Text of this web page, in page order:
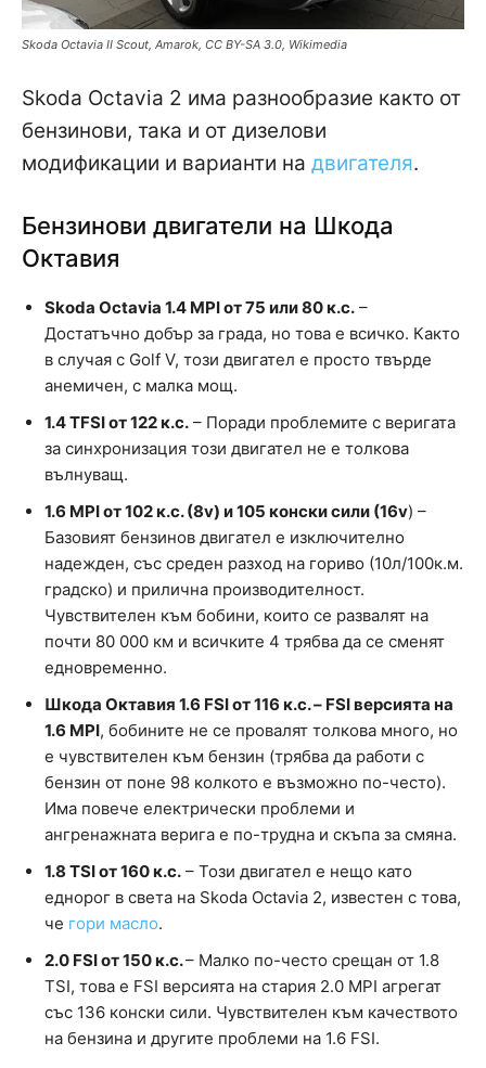
Skoda Octavia II Scout, Amarok, CC BY-SA 3.0, Wikimedia
Skoda Octavia 2 има разнообразие както от
бензинови, така и от дизелови
модификации и варианти на двигателя.
Бензинови двигатели на Шкода
Октавия
Skoda Octavia 1.4 MPI от 75 или 80 к.с. –
Достатъчно добър за града, но това е всичко. Както
в случая с Golf V, този двигател е просто твърде
анемичен, с малка мощ.
1.4 TFSI от 122 к.с. – Поради проблемите с веригата
за синхронизация този двигател не е толкова
вълнуващ.
1.6 MPI от 102 к.с. (8v) и 105 конски сили (16v) –
Базовият бензинов двигател е изключително
надежден, със среден разход на гориво (10л/100к.м.
градско) и прилична производителност.
Чувствителен към бобини, които се развалят на
почти 80 000 км и всичките 4 трябва да се сменят
едновременно.
Шкода Октавия 1.6 FSI от 116 к.с. – FSI версията на
1.6 MPI, бобините не се провалят толкова много, но
е чувствителен към бензин (трябва да работи с
бензин от поне 98 колкото е възможно по-често).
Има повече електрически проблеми и
ангренажната верига е по-трудна и скъпа за смяна.
1.8 TSI от 160 к.с. – Този двигател е нещо като
еднорог в света на Skoda Octavia 2, известен с това,
че гори масло.
2.0 FSI от 150 к.с.– Малко по-често срещан от 1.8
TSI, това е FSI версията на стария 2.0 MPI агрегат
със 136 конски сили. Чувствителен към качеството
на бензина и другите проблеми на 1.6 FSI.